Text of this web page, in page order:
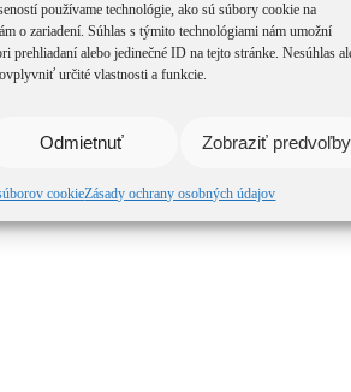
používame technológie, ako sú súbory cookie na
o zariadení. Súhlas s týmito technológiami nám umožní
prehliadaní alebo jedinečné ID na tejto stránke. Nesúhlas
určité vlastnosti a funkcie.
Odmietnuť Zobraziť predvoľby
cookieZásady ochrany osobných údajov